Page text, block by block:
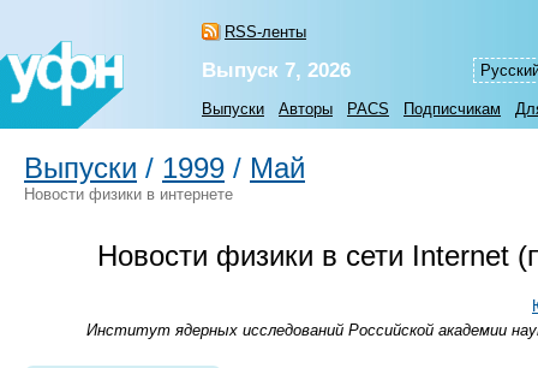
RSS-ленты
Выпуск 7, 2026
Выпуски Авторы PACS Подписчикам
Выпуски / 1999 / Май
Новости физики в интернете
Новости физики в сети Internet
Институт ядерных исследований Российской академии